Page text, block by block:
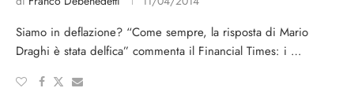
Siamo in deflazione? “Come sempre, la risposta di Mario
Draghi è stata delfica” commenta il Financial Times: i …